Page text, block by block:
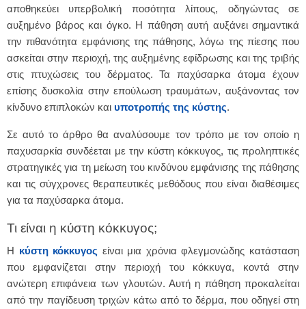
αποθηκεύει υπερβολική ποσότητα λίπους, οδηγώντας σε
αυξημένο βάρος και όγκο. Η πάθηση αυτή αυξάνει σημαντικά
την πιθανότητα εμφάνισης της πάθησης, λόγω της πίεσης που
ασκείται στην περιοχή, της αυξημένης εφίδρωσης και της τριβής
στις πτυχώσεις του δέρματος. Τα παχύσαρκα άτομα έχουν
επίσης δυσκολία στην επούλωση τραυμάτων, αυξάνοντας τον
κίνδυνο επιπλοκών και υποτροπής της κύστης.
Σε αυτό το άρθρο θα αναλύσουμε τον τρόπο με τον οποίο η
παχυσαρκία συνδέεται με την κύστη κόκκυγος, τις προληπτικές
στρατηγικές για τη μείωση του κινδύνου εμφάνισης της πάθησης
και τις σύγχρονες θεραπευτικές μεθόδους που είναι διαθέσιμες
για τα παχύσαρκα άτομα.
Τι είναι η κύστη κόκκυγος;
Η κύστη κόκκυγος είναι μια χρόνια φλεγμονώδης κατάσταση
που εμφανίζεται στην περιοχή του κόκκυγα, κοντά στην
ανώτερη επιφάνεια των γλουτών. Αυτή η πάθηση προκαλείται
από την παγίδευση τριχών κάτω από το δέρμα, που οδηγεί στη